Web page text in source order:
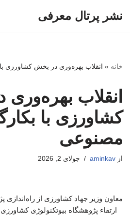
نشر پرتال معرفی
خانه » انقلاب بهره‌وری در بخش کشاورزی
انقلاب
کشاورزی با
مصنوعی
از aminkav جولای 2, 2026
معاون وزیر جهاد کشاورزی از
ارتقاء پژوهشگاه بیوتکنولوژی